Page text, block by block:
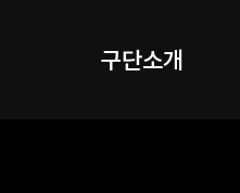
구단소개